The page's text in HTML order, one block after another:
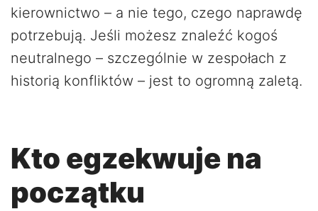
kierownictwo – a nie tego, czego naprawdę
potrzebują. Jeśli możesz znaleźć kogoś
neutralnego – szczególnie w zespołach z
historią konfliktów – jest to ogromną zaletą.
Kto egzekwuje na
początku